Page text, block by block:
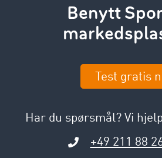
Benytt
Test gratis
Har du spørsmål? Vi
+49 211 88